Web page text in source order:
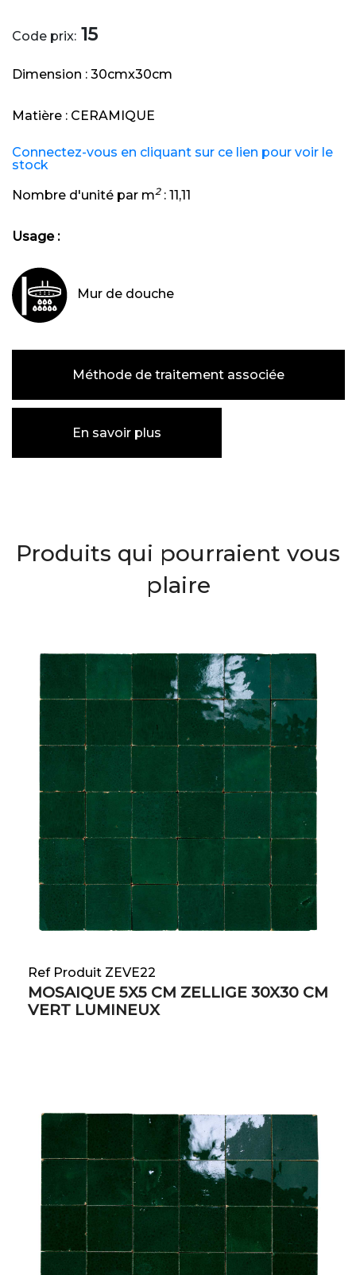
Code prix: 15
Dimension : 30cmx30cm
Matière : CERAMIQUE
Connectez-vous en cliquant sur ce lien pour voir le
stock
Nombre d'unité par m2: 11,11
Usage :
Mur de douche
Méthode de traitement associée
En savoir plus
Produits qui pourraient vous
plaire
Ref Produit ZEVE22
MOSAIQUE 5X5 CM ZELLIGE 30X30 CM
VERT LUMINEUX